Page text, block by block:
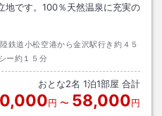
地です。100％天然温泉に充実の
鉄道小松空港から金沢駅行き約４５
ー約１５分
おとな2名 1泊1部屋 合計
円 〜 58,000円